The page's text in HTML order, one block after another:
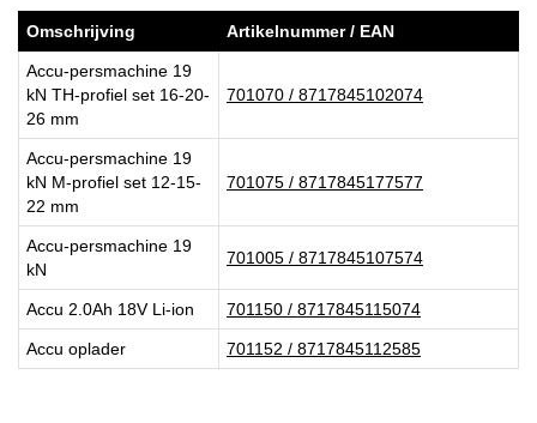
Omschrijving Artikelnummer / EAN
Accu-persmachine 19
kN TH-profiel set 16-20-
26 mm
701070 / 8717845102074
Accu-persmachine 19
kN M-profiel set 12-15-
22 mm
701075 / 8717845177577
Accu-persmachine 19
kN
701005 / 8717845107574
Accu 2.0Ah 18V Li-ion 701150 / 8717845115074
Accu oplader 701152 / 8717845112585